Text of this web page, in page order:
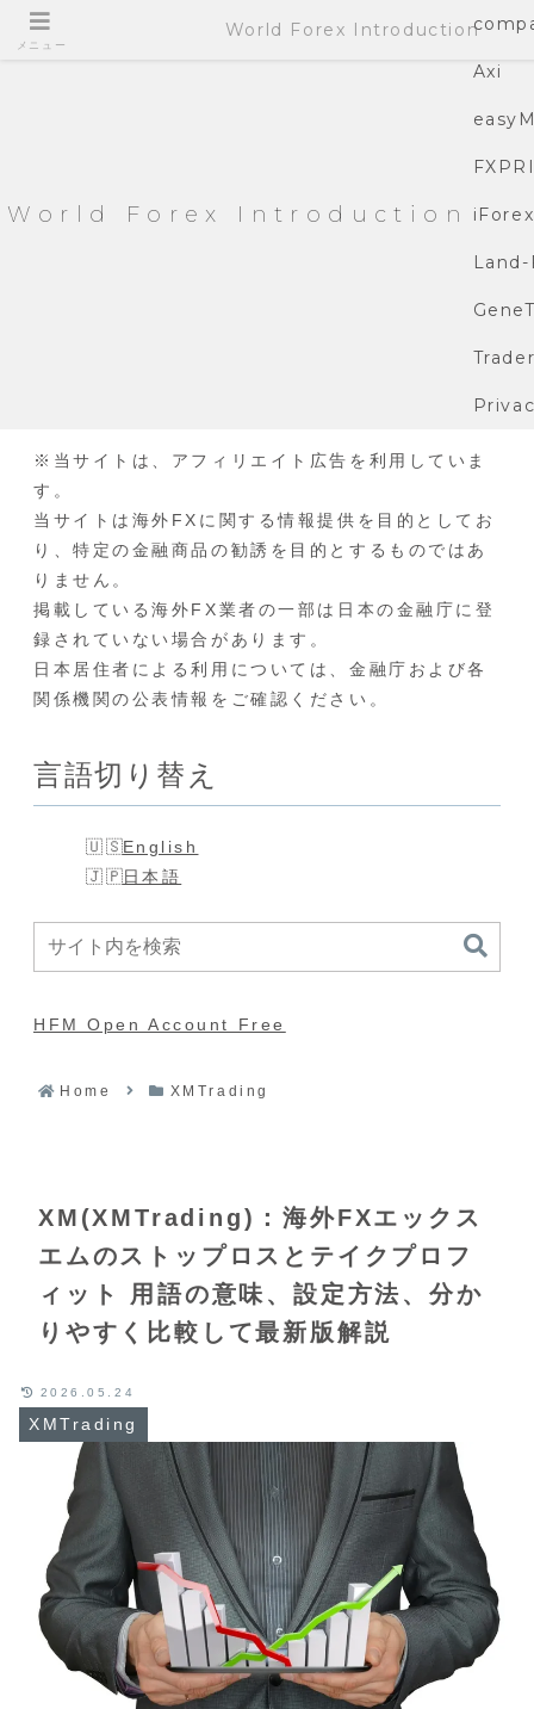
World Forex Introduction
Axi
iForex
Land-
※当サイトは、アフィリエイト広告を利用していま
す。
当サイトは海外FXに関する情報提供を目的としてお
り、特定の金融商品の勧誘を目的とするものではあ
りません。
掲載している海外FX業者の一部は日本の金融庁に登
録されていない場合があります。
日本居住者による利用については、金融庁および各
関係機関の公表情報をご確認ください。
言語切り替え
English
日本語
HFM Open Account Free
Home XMTrading
XM(XMTrading)：海外FXエックス
エムのストップロスとテイクプロフ
ィット 用語の意味、設定方法、分か
りやすく比較して最新版解説
XMTrading
2026.05.24
メニュー
World Forex Introduction